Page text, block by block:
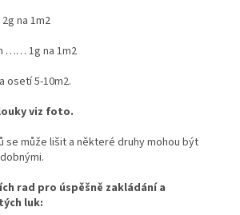
na 1m2
…… 1g na 1m2
osetí 5-10m2.
viz foto.
se může lišit a některé druhy mohou být
rad pro úspěšně zakládání a
luk: